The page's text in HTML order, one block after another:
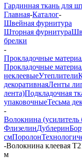
Гардинная ткань для
Главная-Каталог-
Швейная фурнитура
Шторная фурнитура
брелки
-
Прокладочные
Прокладочные
неклеевыеУтеплители
декоративнаяЛенты
лента)Подкладочная
упаковочныеТесьма
-
Волокнина (усилитель
ФлизелинДублерин
смПоролон
-Волокнина клеевая
м